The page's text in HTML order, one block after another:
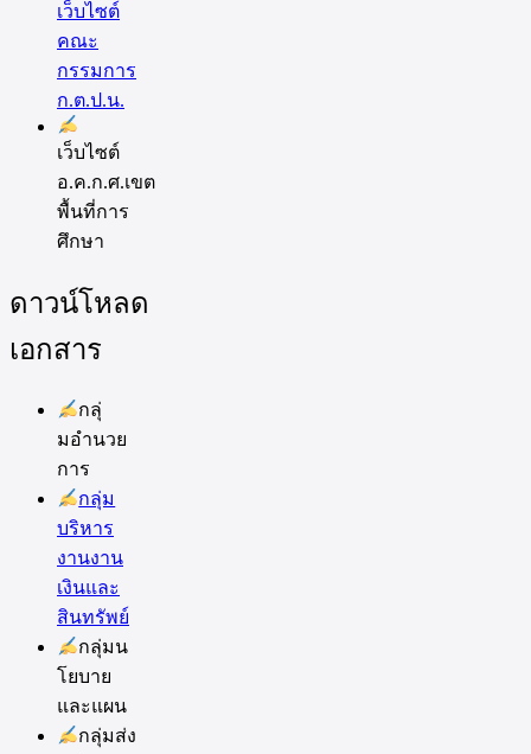
เว็บไซต์
คณะ
กรรมการ
ก.ต.ป.น.
เว็บไซต์
อ.ค.ก.ศ.เขต
พื้นที่การ
ศึกษา
ดาวน์โหลด
เอกสาร
กลุ่
มอำนวย
การ
กลุ่ม
บริหาร
งานงาน
เงินและ
สินทรัพย์
กลุ่มน
โยบาย
และแผน
กลุ่มส่ง